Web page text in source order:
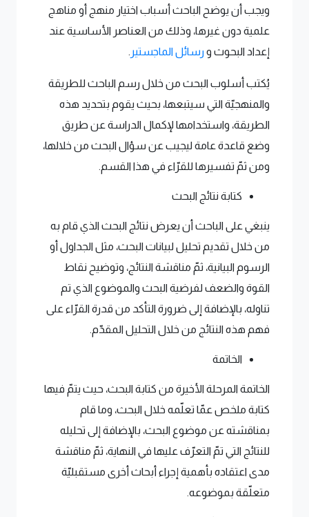
ويجب أن يوضح الباحث أسباب اختيار منهج أو مناهج
علمية دون غيرها، وذلك من العناصر الأساسية عند
إعداد البحوث ورسائل الماجستير .
يُكتب أسلوب البحث من خلال رسم الباحث للطريقة
والمنهجيّة التي سيتبعها، بحيث يقوم بتحديد هذه
الطريقة، واستخدامها لإكمال الدراسة عن طريق
وضع قاعدة عامة ليجيب عن سؤال البحث من خلالها،
ومن ثمّ تفسيرها للقرّاء في هذا القسم.
كتابة نتائج البحث
ينبغي على الباحث أن يعرض نتائج البحث الذي قام به
من خلال تقديم تحليل لبيانات البحث، مثل الجداول أو
الرسوم البيانية، ثمّ مناقشة النتائج، وتوضيح نقاط
القوة والضعف لفرضية البحث والموضوع الذي تم
تناوله، بالإضافة إلى ضرورة التأكد من قدرة القرّاء على
فهم هذه النتائج من خلال التحليل المقدّم.
الخاتمة
الخاتمة المرحلة الأخيرة من كتابة البحث، حيث يتمّ فيها
كتابة ملخص عمّا تعلّمه خلال البحث، وما قام
بمناقشته عن موضوع البحث، بالإضافة إلى تحليله
للنتائج التي تمّ التعرّف عليها في النهاية، ثمّ مناقشة
مدى اعتقاده بأهمية إجراء أبحاث أخرى مستقبليّة
متعلّقة بموضوعه.